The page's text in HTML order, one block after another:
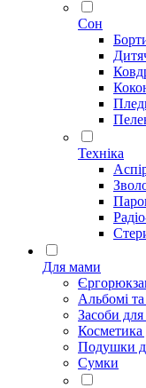
Сон
Техніка
Для мами
Альбомі та
Засоби
Косметика
Подушки
Сумки